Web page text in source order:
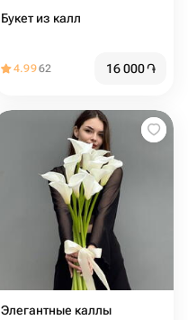
Букет из калл
4.9962 16 000֏
Элегантные каллы